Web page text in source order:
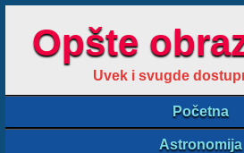
Opšte
Uvek i svugde
Početna
Astronomija